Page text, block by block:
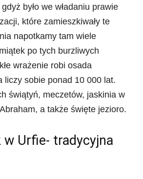
było we władaniu prawie
które zamieszkiwały te
napotkamy tam wiele
po tych burzliwych
wrażenie robi osada
liczy sobie ponad 10 000 lat.
świątyń, meczetów, jaskinia w
a także święte jezioro.
w Urfie- tradycyjna